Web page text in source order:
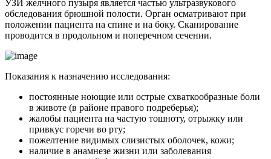
УЗИ желчного пузыря является частью ультразвукового
обследования брюшной полости. Орган осматривают при
положении пациента на спине и на боку. Сканирование
проводится в продольном и поперечном сечении.
Показания к назначению исследования:
постоянные ноющие или острые схваткообразные боли
в животе (в районе правого подреберья);
жалобы пациента на частую тошноту, отрыжку или
привкус горечи во рту;
пожелтение видимых слизистых оболочек, кожи;
наличие в анамнезе жизни или заболевания